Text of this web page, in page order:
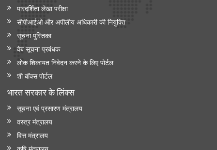
पारदर्शिता लेखा परीक्षा
सीपीआईओ और अपी‍लीय अधिकारी की नियुक्ति
सूचना पुस्तिका
वेब सूचना प्रबंधक
लोक शिकायत निवेदन करने के लिए पोर्टल
शी बॉक्स पोर्टल
भारत सरकार के लिंक्‍स
सूचना एवं प्रसारण मंत्रालय
वस्त्र मंत्रालय
वित्त मंत्रालय